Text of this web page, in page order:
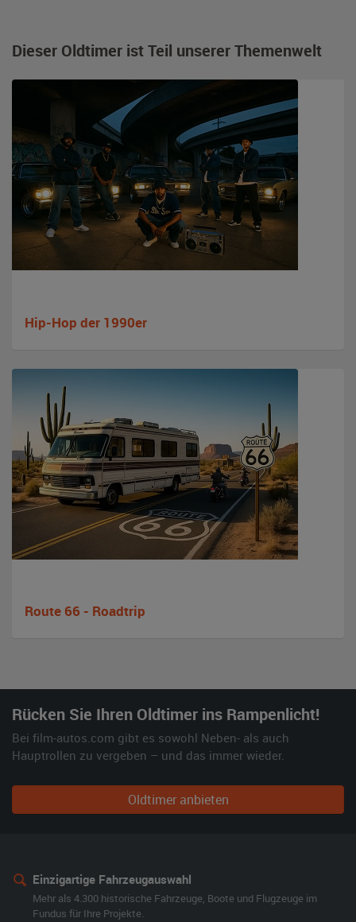
Dieser Oldtimer ist Teil unserer Themenwelt
Hip-Hop der 1990er
Route 66 - Roadtrip
Rücken Sie Ihren Oldtimer ins Rampenlicht!
Bei film-autos.com gibt es sowohl Neben- als auch
Hauptrollen zu vergeben – und das immer wieder.
Oldtimer anbieten
Einzigartige Fahrzeugauswahl
Mehr als 4.300 historische Fahrzeuge, Boote und Flugzeuge im
Fundus für Ihre Projekte.